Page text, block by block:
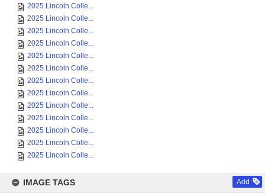
2025 Lincoln Colle...
2025 Lincoln Colle...
2025 Lincoln Colle...
2025 Lincoln Colle...
2025 Lincoln Colle...
2025 Lincoln Colle...
2025 Lincoln Colle...
2025 Lincoln Colle...
2025 Lincoln Colle...
2025 Lincoln Colle...
2025 Lincoln Colle...
2025 Lincoln Colle...
2025 Lincoln Colle...
IMAGE TAGS Add